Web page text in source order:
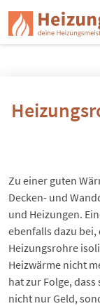
Zu einer guten
Decken- und
und Heizungen.
ebenfalls dazu bei,
Heizungsrohre
Heizwärme nicht
hat zur Folge,
nicht nur Geld,